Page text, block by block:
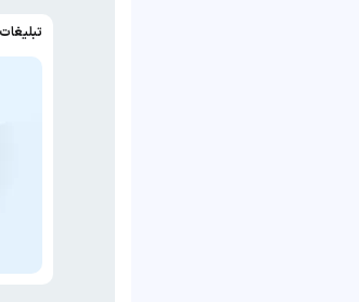
تبلیغات